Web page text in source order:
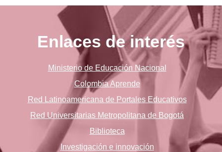
Enlaces de interés
Ministerio de Educación Nacional
Colombia Aprende
Red Latinoamericana de Portales Educativos
Red Universitarias Metropolitana de Bogotá
Biblioteca
Investigación e innovación